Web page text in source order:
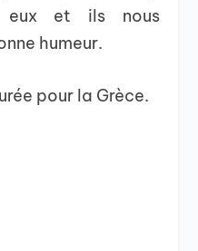
eux et ils nous
humeur.
pour la Grèce.